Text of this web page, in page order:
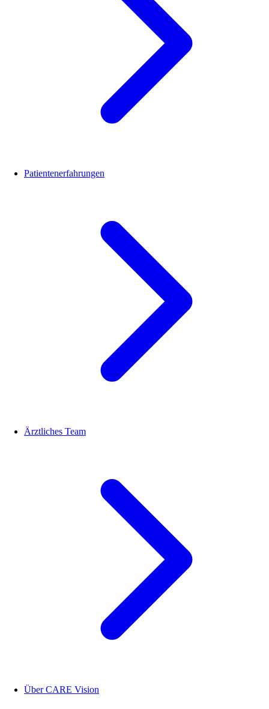
Patientenerfahrungen
Ärztliches Team
Über CARE Vision